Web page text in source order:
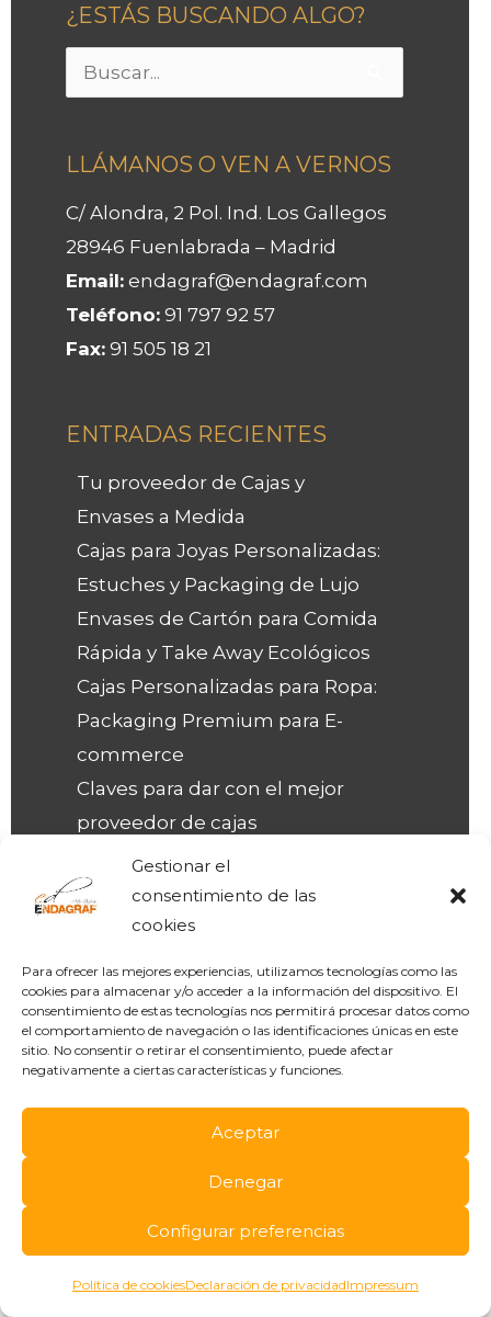
Gestionar el
consentimiento de las
cookies
Para ofrecer las mejores experiencias, utilizamos tecnologías como las
cookies para almacenar y/o acceder a la información del dispositivo. El
consentimiento de estas tecnologías nos permitirá procesar datos como
el comportamiento de navegación o las identificaciones únicas en este
sitio. No consentir o retirar el consentimiento, puede afectar
negativamente a ciertas características y funciones.
Aceptar
Denegar
Configurar preferencias
Política de cookiesDeclaración de privacidadImpressum
¿ESTÁS BUSCANDO ALGO?
Buscar
LLÁMANOS O VEN A VERNOS
C/ Alondra, 2 Pol. Ind. Los Gallegos
28946 Fuenlabrada – Madrid
Email: endagraf@endagraf.com
Teléfono: 91 797 92 57
Fax: 91 505 18 21
ENTRADAS RECIENTES
Tu proveedor de Cajas y
Envases a Medida
Cajas para Joyas Personalizadas:
Estuches y Packaging de Lujo
Envases de Cartón para Comida
Rápida y Take Away Ecológicos
Cajas Personalizadas para Ropa:
Packaging Premium para E-
commerce
Claves para dar con el mejor
proveedor de cajas
personalizadas en España
Presupuesto de Imprenta
Imprenta en Madrid
Imprenta de packaging
Imprenta Ecológica
Imprenta para Navidad
Impresión para hosteleria
Impresión para empresas